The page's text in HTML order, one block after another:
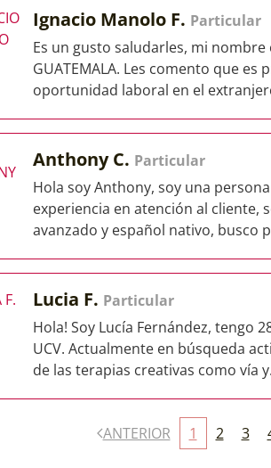
Ignacio Manolo F. Particular
Es un gusto saludarles, mi
GUATEMALA. Les comento que
oportunidad laboral en el
Anthony C. Particular
Hola soy Anthony, soy una
experiencia en atención al cliente,
avanzado y español nativo, busco
Lucia F. Particular
Hola! Soy Lucía Fernández, tengo
UCV. Actualmente en búsqueda
de las terapias creativas como vía
ANTERIOR 1 2 3